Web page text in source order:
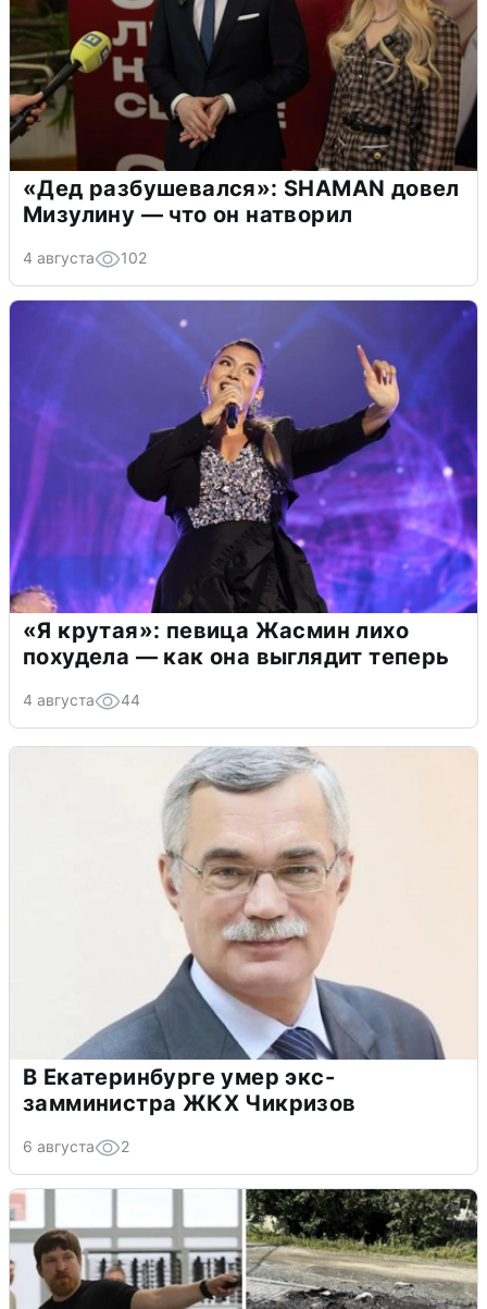
«Дед разбушевался»: SHAMAN довел
Мизулину — что он натворил
4 августа 102
«Я крутая»: певица Жасмин лихо
похудела — как она выглядит теперь
4 августа 44
В Екатеринбурге умер экс-
замминистра ЖКХ Чикризов
6 августа 2